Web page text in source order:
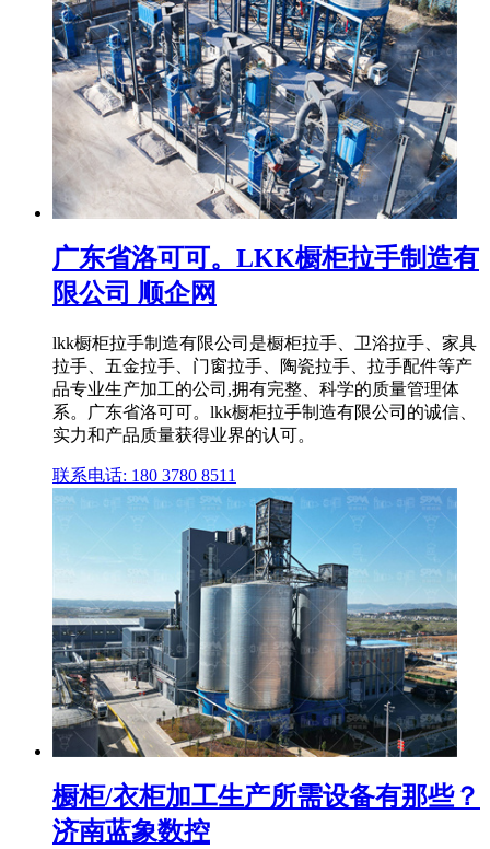
广东省洛可可。LKK橱柜拉手制造有
限公司 顺企网
lkk橱柜拉手制造有限公司是橱柜拉手、卫浴拉手、家具
拉手、五金拉手、门窗拉手、陶瓷拉手、拉手配件等产
品专业生产加工的公司,拥有完整、科学的质量管理体
系。广东省洛可可。lkk橱柜拉手制造有限公司的诚信、
实力和产品质量获得业界的认可。
联系电话: 180 3780 8511
橱柜/衣柜加工生产所需设备有那些？
济南蓝象数控